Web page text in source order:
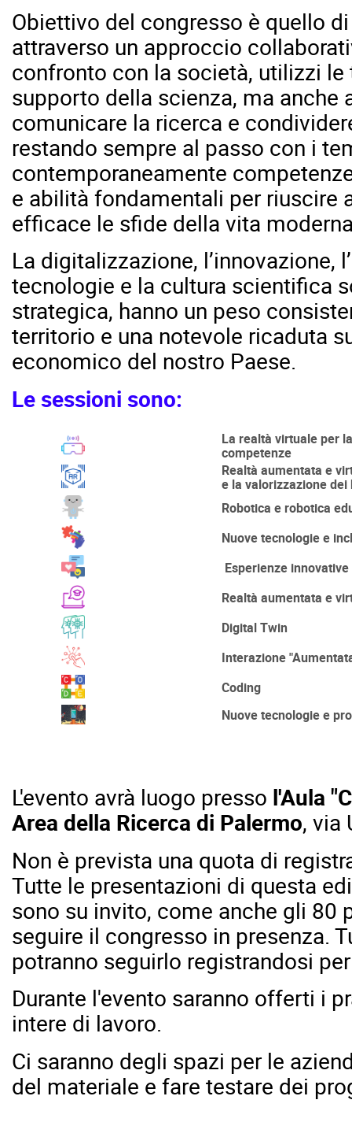
Obiettivo del congresso è quello
attraverso un approccio
confronto con la società, utilizzi
supporto della scienza, ma anche
comunicare la ricerca e
restando sempre al passo con i
contemporaneamente
e abilità fondamentali per riuscire
efficace le sfide della vita
La digitalizzazione, l’innovazione,
tecnologie e la cultura scientifica
strategica, hanno un peso
territorio e una notevole ricaduta
economico del nostro Paese.
Le sessioni sono:
La realtà virtuale per
competenze
Realtà aumentata e
e la valorizzazione
Robotica e robotica
Nuove tecnologie e
Esperienze
Realtà aumentata e
Digital Twin
Interazione
Coding
Nuove tecnologie e
L'evento avrà luogo presso l'Aula
Area della Ricerca di Palermo, via
Non è prevista una quota di
Tutte le presentazioni di questa
sono su invito, come anche gli 80
seguire il congresso in presenza.
potranno seguirlo registrandosi
Durante l'evento saranno offerti i
intere di lavoro.
Ci saranno degli spazi per le
del materiale e fare testare dei